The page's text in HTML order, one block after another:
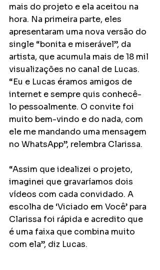
mais do projeto e ela aceitou na
hora. Na primeira parte, eles
apresentaram uma nova versão do
single “bonita e miserável”, da
artista, que acumula mais de 18 mil
visualizações no canal de Lucas.
“Eu e Lucas éramos amigos de
internet e sempre quis conhecê-
lo pessoalmente. O convite foi
muito bem-vindo e do nada, com
ele me mandando uma mensagem
no WhatsApp”, relembra Clarissa.
“Assim que idealizei o projeto,
imaginei que gravaríamos dois
vídeos com cada convidado. A
escolha de ‘Viciado em Você’ para
Clarissa foi rápida e acredito que
é uma faixa que combina muito
com ela”, diz Lucas.